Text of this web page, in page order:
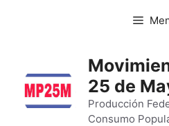
25 de
Producción
Consumo